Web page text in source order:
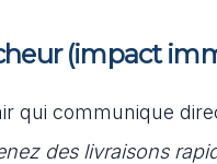
(impact
qui communique
des livraisons